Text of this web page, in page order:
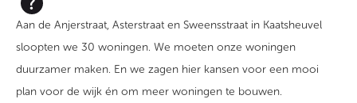
Aan de Anjerstraat, Asterstraat en Sweensstraat in Kaatsheuvel
sloopten we 30 woningen. We moeten onze woningen
duurzamer maken. En we zagen hier kansen voor een mooi
plan voor de wijk én om meer woningen te bouwen.